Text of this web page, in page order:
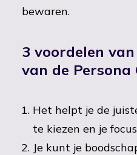
bewaren.
3 voordelen
van de Persona
Het helpt je de
te kiezen en je
Je kunt je